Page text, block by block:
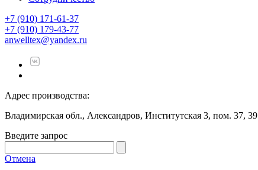
+7 (910) 171-61-37
+7 (910) 179-43-77
anwelltex@yandex.ru
Адрес производства:
Владимирская обл., Александров, Институтская 3, пом. 37, 39
Введите запрос
Отмена